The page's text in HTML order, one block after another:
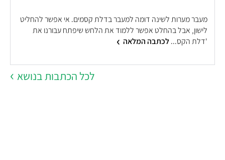
מעבר מערות לשינה דומה למעבר בדלת קסמים. אי אפשר להחליט
לישון, אבל בהחלט אפשר ללמוד את הלחש שיפתח עבורנו את
'דלת הקס...לכתבה המלאה
לכל הכתבות בנושא